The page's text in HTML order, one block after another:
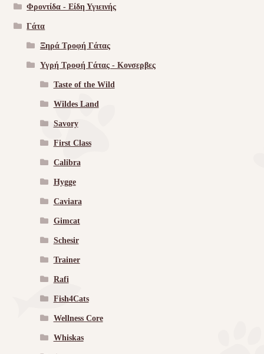
Φροντίδα - Είδη Υγιεινής
Γάτα
Ξηρά Τροφή Γάτας
Υγρή Τροφή Γάτας - Kονσερβες
Taste of the Wild
Wildes Land
Savory
First Class
Calibra
Hygge
Caviara
Gimcat
Schesir
Trainer
Rafi
Fish4Cats
Wellness Core
Whiskas